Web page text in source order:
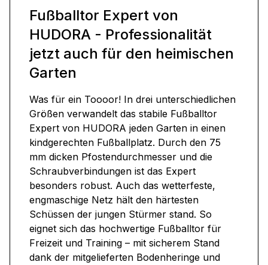
Fußballtor Expert von
HUDORA - Professionalität
jetzt auch für den heimischen
Garten
Was für ein Toooor! In drei unterschiedlichen
Größen verwandelt das stabile Fußballtor
Expert von HUDORA jeden Garten in einen
kindgerechten Fußballplatz. Durch den 75
mm dicken Pfostendurchmesser und die
Schraubverbindungen ist das Expert
besonders robust. Auch das wetterfeste,
engmaschige Netz hält den härtesten
Schüssen der jungen Stürmer stand. So
eignet sich das hochwertige Fußballtor für
Freizeit und Training – mit sicherem Stand
dank der mitgelieferten Bodenheringe und